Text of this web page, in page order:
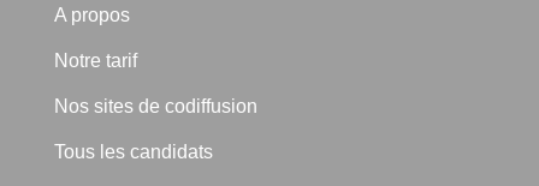
A propos
Notre tarif
Nos sites de codiffusion
Tous les candidats